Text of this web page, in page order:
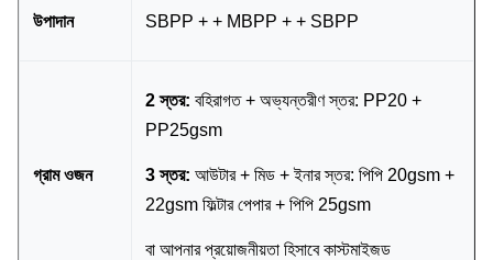
উপাদান SBPP + + MBPP + + SBPP
গ্রাম ওজন
2 স্তর: বহিরাগত + অভ্যন্তরীণ স্তর: PP20 +
PP25gsm
3 স্তর: আউটার + মিড + ইনার স্তর: পিপি 20gsm +
22gsm ফিল্টার পেপার + পিপি 25gsm
বা আপনার প্রয়োজনীয়তা হিসাবে কাস্টমাইজড